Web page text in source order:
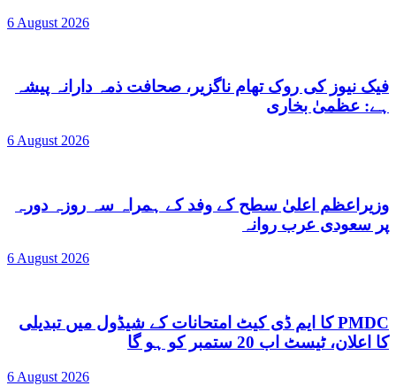
6 August 2026
فیک نیوز کی روک تھام ناگزیر، صحافت ذمہ دارانہ پیشہ
ہے: عظمیٰ بخاری
6 August 2026
وزیراعظم اعلیٰ سطح کے وفد کے ہمراہ سہ روزہ دورہ
پر سعودی عرب روانہ
6 August 2026
PMDC کا ایم ڈی کیٹ امتحانات کے شیڈول میں تبدیلی
کا اعلان، ٹیسٹ اب 20 ستمبر کو ہو گا
6 August 2026